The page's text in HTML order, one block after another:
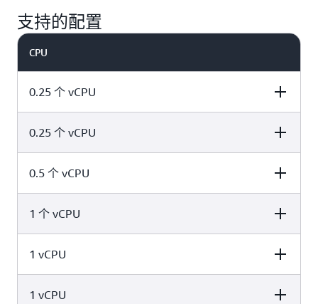
支持的配置
CPU
0.25 个 vCPU
Memory values
0.5GB
0.25 个 vCPU
Memory values
1GB
0.5 个 vCPU
Memory values
1GB
1 个 vCPU
Memory values
2GB
1 vCPU
Memory values
1 vCPU